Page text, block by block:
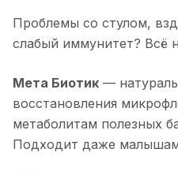
Проблемы со стулом,
слабый иммунитет? Всё
Мета Биотик —
восстановления
метаболитам полезных
Подходит даже